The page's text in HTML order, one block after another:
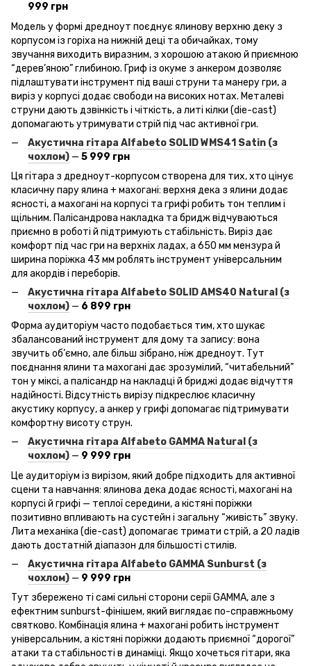
999 грн
Модель у формі дредноут поєднує ялинову верхню деку з
корпусом із горіха на нижній деці та обичайках, тому
звучання виходить виразним, з хорошою атакою й приємною
“дерев’яною” глибиною. Гриф із окуме з анкером дозволяє
підлаштувати інструмент під ваші струни та манеру гри, а
виріз у корпусі додає свободи на високих нотах. Металеві
струни дають дзвінкість і чіткість, а литі кілки (die-cast)
допомагають утримувати стрій під час активної гри.
Акустична гітара Alfabeto SOLIDWMS41 Satin (з
чохлом) — 5 999 грн
Ця гітара з дредноут-корпусом створена для тих, хто цінує
класичну пару ялина + махогані: верхня дека з ялини додає
ясності, а махогані на корпусі та грифі робить тон теплим і
щільним. Палісандрова накладка та бридж відчуваються
приємно в роботі й підтримують стабільність. Виріз дає
комфорт під час гри на верхніх ладах, а 650 мм мензура й
ширина поріжка 43 мм роблять інструмент універсальним
для акордів і переборів.
Акустична гітара Alfabeto SOLIDAMS40 Natural (з
чохлом) — 6 899 грн
Форма аудиторіум часто подобається тим, хто шукає
збалансований інструмент для дому та запису: вона
звучить об’ємно, але більш зібрано, ніж дредноут. Тут
поєднання ялини та махогані дає зрозумілий, “читабельний”
тон у міксі, а палісандр на накладці й бриджі додає відчуття
надійності. Відсутність вирізу підкреслює класичну
акустику корпусу, а анкер у грифі допомагає підтримувати
комфортну висоту струн.
Акустична гітара Alfabeto GAMMA Natural (з
чохлом) — 9 999 грн
Це аудиторіум із вирізом, який добре підходить для активної
сцени та навчання: ялинова дека додає ясності, махогані на
корпусі й грифі — теплої середини, а кістяні поріжки
позитивно впливають на сустейн і загальну “живість” звуку.
Лита механіка (die-cast) допомагає тримати стрій, а 20 ладів
дають достатній діапазон для більшості стилів.
Акустична гітара Alfabeto GAMMA Sunburst (з
чохлом) — 9 999 грн
Тут збережено ті самі сильні сторони серії GAMMA, але з
ефектним sunburst-фінішем, який виглядає по-справжньому
святково. Комбінація ялина + махогані робить інструмент
універсальним, а кістяні поріжки додають приємної “дорогої”
атаки та стабільності в динаміці. Якщо хочеться гітари, яка